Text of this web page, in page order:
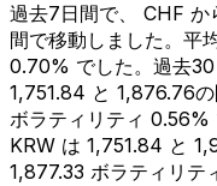
過去7日間で、 CHF
間で移動しました。平
0.70% でした。過去
1,751.84 と 1,876.76
ボラティリティ 0.56%
KRW は 1,751.84 と
1,877.33 ボラティリテ